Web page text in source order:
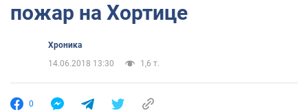
пожар на Хортице
Хроника
14.06.2018 13:30
1,6 т.
0